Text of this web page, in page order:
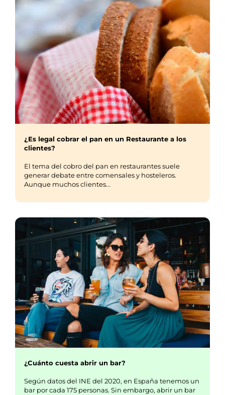
¿Es legal cobrar el pan en un Restaurante a los
clientes?
El tema del cobro del pan en restaurantes suele
generar debate entre comensales y hosteleros.
Aunque muchos clientes...
¿Cuánto cuesta abrir un bar?
Según datos del INE del 2020, en España tenemos un
bar por cada 175 personas. Sin embargo, abrir un bar